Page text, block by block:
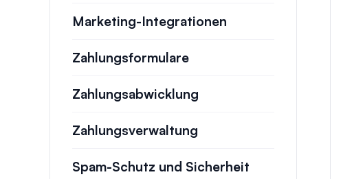
Marketing-Integrationen
Zahlungsformulare
Zahlungsabwicklung
Zahlungsverwaltung
Spam-Schutz und Sicherheit